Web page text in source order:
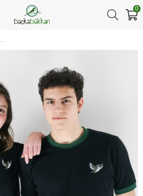
0
Yuvaya Doğru Kırlangıç Unisex Tişört Siyah